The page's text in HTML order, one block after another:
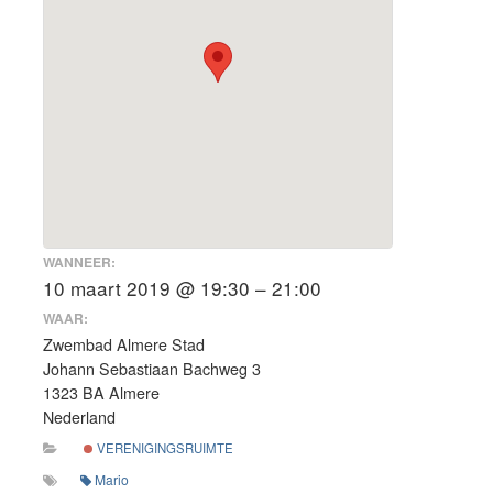
WANNEER:
10 maart 2019 @ 19:30 – 21:00
WAAR:
Zwembad Almere Stad
Johann Sebastiaan Bachweg 3
1323 BA Almere
Nederland
VERENIGINGSRUIMTE
Mario